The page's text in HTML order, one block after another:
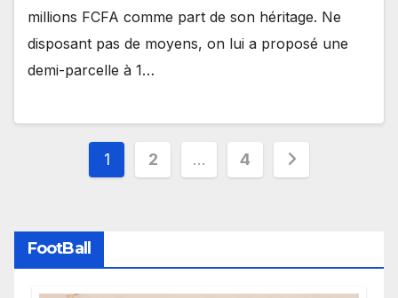
millions FCFA comme part de son héritage. Ne
disposant pas de moyens, on lui a proposé une
demi-parcelle à 1…
Pagination
publications
1 2 … 4
FootBall